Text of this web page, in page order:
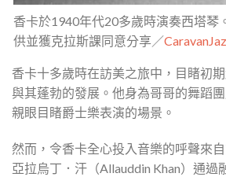
香卡於1940年代20多歲時演奏西塔琴
供並獲克拉斯課同意分享 ／
香卡十多歲時在訪美之旅中，目睹初
與其蓬勃的發展。他身為哥哥的舞蹈
親眼目睹爵士樂表演的場景。
然而，令香卡全心投入音樂的呼聲來
亞拉烏丁．汗（Allauddin Khan）通過